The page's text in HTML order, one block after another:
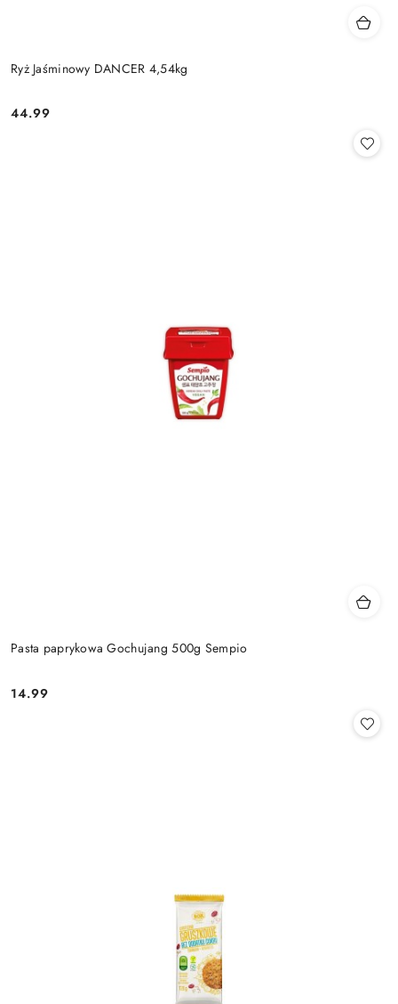
Ryż Jaśminowy DANCER 4,54kg
Cena:
44.99
Pasta paprykowa Gochujang 500g Sempio
Cena:
14.99